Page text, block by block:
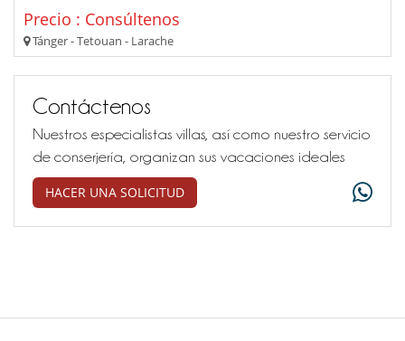
Precio : Consúltenos
Tánger - Tetouan - Larache
Contáctenos
Nuestros especialistas villas, así como nuestro servicio
de conserjería, organizan sus vacaciones ideales
HACER UNA SOLICITUD